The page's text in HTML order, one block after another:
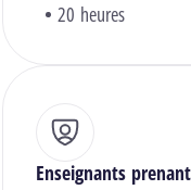
20 heures
Enseignants